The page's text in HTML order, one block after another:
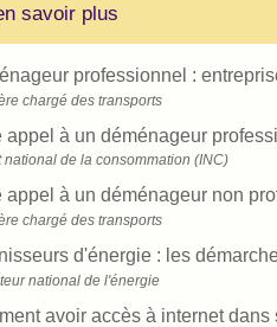
savoir plus
professionnel :
chargé des transports
appel à un déménageur
national de la consommation (INC)
appel à un déménageur non
chargé des transports
d'énergie : les
national de l'énergie
avoir accès à internet